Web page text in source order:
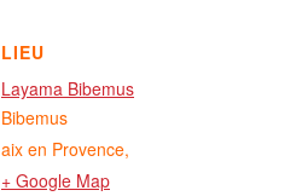
LIEU
Layama Bibemus
Bibemus
aix en Provence,
+ Google Map